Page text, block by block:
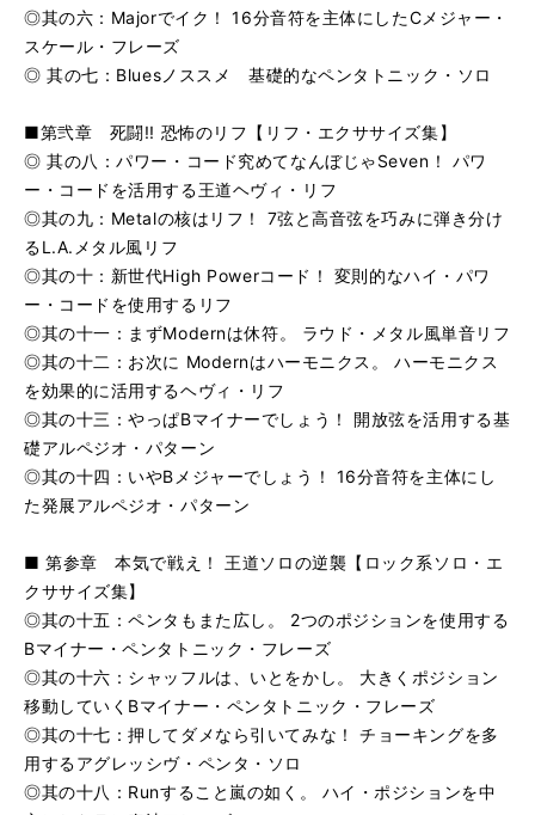
◎其の六：Majorでイク！ 16分音符を主体にしたCメジャー・
スケール・フレーズ
◎ 其の七：Bluesノススメ 基礎的なペンタトニック・ソロ
■第弐章 死闘!! 恐怖のリフ【リフ・エクササイズ集】
◎ 其の八：パワー・コード究めてなんぼじゃSeven！ パワ
ー・コードを活用する王道ヘヴィ・リフ
◎其の九：Metalの核はリフ！ 7弦と高音弦を巧みに弾き分け
るL.A.メタル風リフ
◎其の十：新世代High Powerコード！ 変則的なハイ・パワ
ー・コードを使用するリフ
◎其の十一：まずModernは休符。 ラウド・メタル風単音リフ
◎其の十二：お次に Modernはハーモニクス。 ハーモニクス
を効果的に活用するヘヴィ・リフ
◎其の十三：やっぱBマイナーでしょう！ 開放弦を活用する基
礎アルペジオ・パターン
◎其の十四：いやBメジャーでしょう！ 16分音符を主体にし
た発展アルペジオ・パターン
■ 第参章 本気で戦え！ 王道ソロの逆襲【ロック系ソロ・エ
クササイズ集】
◎其の十五：ペンタもまた広し。 2つのポジションを使用する
Bマイナー・ペンタトニック・フレーズ
◎其の十六：シャッフルは、いとをかし。 大きくポジション
移動していくBマイナー・ペンタトニック・フレーズ
◎其の十七：押してダメなら引いてみな！ チョーキングを多
用するアグレッシヴ・ペンタ・ソロ
◎其の十八：Runすること嵐の如く。 ハイ・ポジションを中